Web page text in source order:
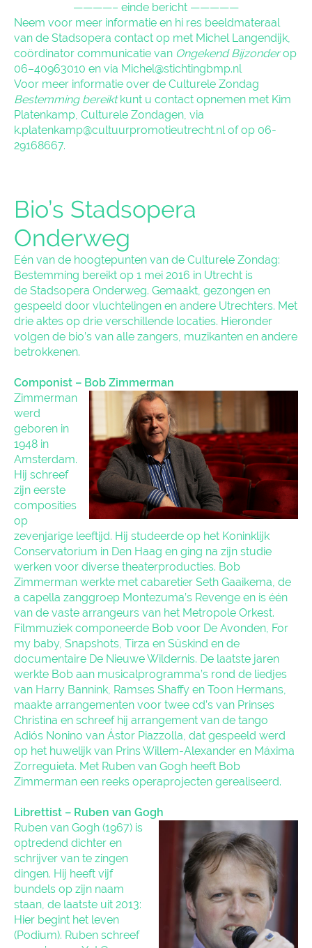
————– einde bericht —————
Neem voor meer informatie en hi res beeldmateraal
van de Stadsopera contact op met Michel Langendijk,
coördinator communicatie van Ongekend Bijzonderop
06–40963010 en via Michel@stichtingbmp.nl
Voor meer informatie over de Culturele Zondag
Bestemming bereiktkunt u contact opnemen met Kim
Platenkamp, Culturele Zondagen, via
k.platenkamp@cultuurpromotieutrecht.nl of op 06-
29168667.
Bio’s Stadsopera
Onderweg
Eén van de hoogtepunten van de Culturele Zondag:
Bestemming bereikt op 1 mei 2016 in Utrecht is
de Stadsopera Onderweg. Gemaakt, gezongen en
gespeeld door vluchtelingen en andere Utrechters. Met
drie aktes op drie verschillende locaties. Hieronder
volgen de bio’s van alle zangers, muzikanten en andere
betrokkenen.
Componist – Bob Zimmerman
Zimmerman
werd
geboren in
1948 in
Amsterdam.
Hij schreef
zijn eerste
composities
op
zevenjarige leeftijd. Hij studeerde op het Koninklijk
Conservatorium in Den Haag en ging na zijn studie
werken voor diverse theaterproducties. Bob
Zimmerman werkte met cabaretier Seth Gaaikema, de
a capella zanggroep Montezuma’s Revenge en is één
van de vaste arrangeurs van het Metropole Orkest.
Filmmuziek componeerde Bob voor De Avonden, For
my baby, Snapshots, Tirza en Süskind en de
documentaire De Nieuwe Wildernis. De laatste jaren
werkte Bob aan musicalprogramma’s rond de liedjes
van Harry Bannink, Ramses Shaffy en Toon Hermans,
maakte arrangementen voor twee cd’s van Prinses
Christina en schreef hij arrangement van de tango
Adiós Nonino van Ástor Piazzolla, dat gespeeld werd
op het huwelijk van Prins Willem-Alexander en Máxima
Zorreguieta. Met Ruben van Gogh heeft Bob
Zimmerman een reeks operaprojecten gerealiseerd.
Librettist – Ruben van Gogh
Ruben van Gogh (1967) is
optredend dichter en
schrijver van te zingen
dingen. Hij heeft vijf
bundels op zijn naam
staan, de laatste uit 2013:
Hier begint het leven
(Podium). Ruben schreef